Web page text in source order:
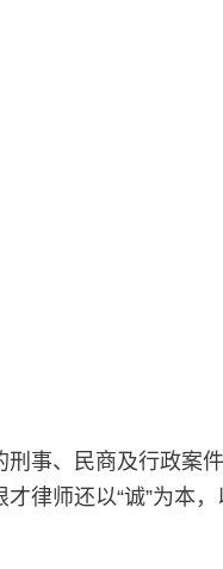
事、民商及行政案
才律师还以“诚”为本